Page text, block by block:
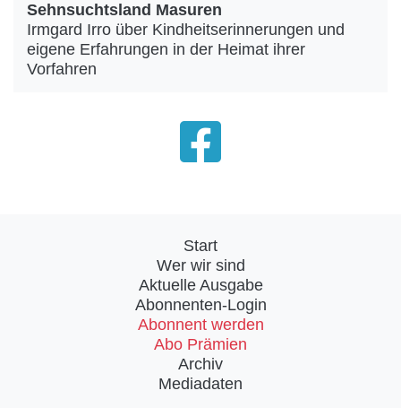
Sehnsuchtsland Masuren
Irmgard Irro über Kindheitserinnerungen und
eigene Erfahrungen in der Heimat ihrer
Vorfahren
Start
Wer wir sind
Aktuelle Ausgabe
Abonnenten-Login
Abonnent werden
Abo Prämien
Archiv
Mediadaten